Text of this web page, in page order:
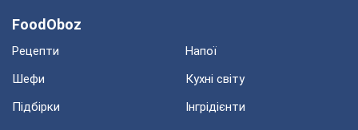
FoodOboz
Рецепти
Напої
Шефи
Кухні світу
Підбірки
Інгрідієнти